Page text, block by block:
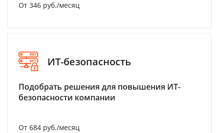
От 346 руб./месяц
ИТ-безопасность
Подобрать решения для повышения ИТ-
безопасности компании
От 684 руб./месяц